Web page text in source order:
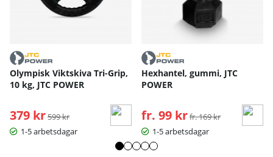
Olympisk Viktskiva Tri-Grip,
10 kg, JTC POWER
379 kr Ordinarie pris:
599 kr
1-5 arbetsdagar
Hexhantel, gummi, JTC
POWER
fr. 99 kr Ordinarie pris:
fr. 169 kr
1-5 arbetsdagar